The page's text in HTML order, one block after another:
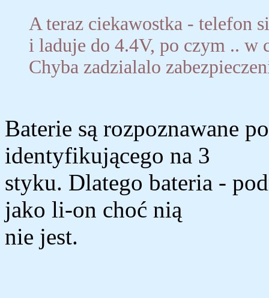
A teraz ciekawostka - telefon
i laduje do 4.4V, po czym .. w
Chyba zadzialalo
Baterie są rozpoznawane
identyfikującego na 3
styku. Dlatego bateria -
jako li-on choć nią
nie jest.